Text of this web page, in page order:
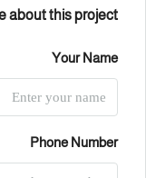
about this project
Your Name
Phone Number